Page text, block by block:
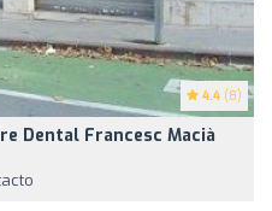
4.4 (8)
Dental Francesc Macià